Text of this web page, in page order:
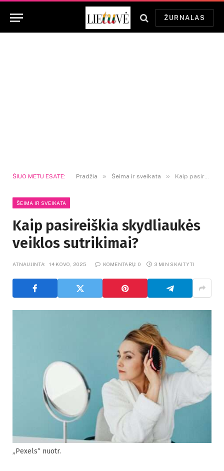
ŽURNALAS
ŠIUO METU ESATE: Pradžia » Šeima ir sveikata » Kaip pasireiškia skydliaukės veiklos sutrikimai?
ŠEIMA IR SVEIKATA
Kaip pasireiškia skydliaukės
veiklos sutrikimai?
ATNAUJINTA: 14 KOVO, 2025 KOMENTARŲ: 0 3 MIN SKAITYTI
„Pexels“ nuotr.